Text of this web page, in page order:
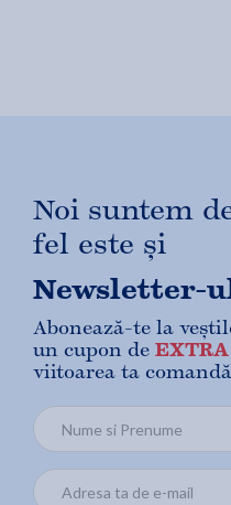
Noi suntem
fel este și
Newsletter-
Abonează-te la
un cupon de EXTRA
viitoarea ta